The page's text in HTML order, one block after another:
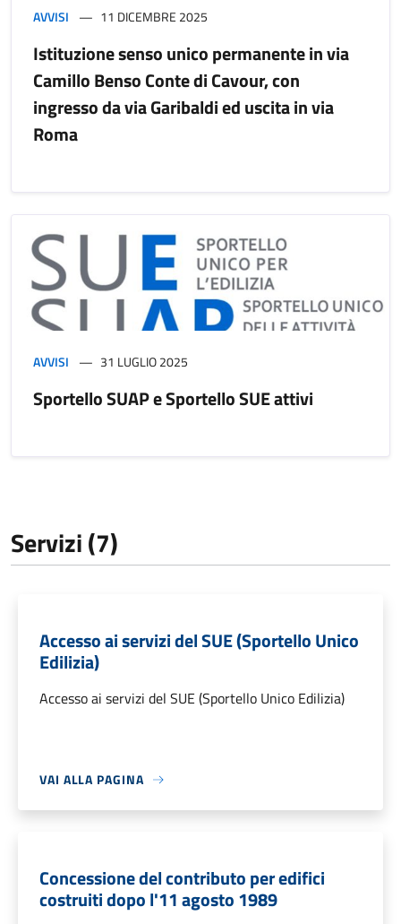
AVVISI 11 DICEMBRE 2025
Istituzione senso unico permanente in via
Camillo Benso Conte di Cavour, con
ingresso da via Garibaldi ed uscita in via
Roma
AVVISI 31 LUGLIO 2025
Sportello SUAP e Sportello SUE attivi
Servizi (7)
Accesso ai servizi del SUE (Sportello Unico
Edilizia)
Accesso ai servizi del SUE (Sportello Unico Edilizia)
VAI ALLA PAGINA
Concessione del contributo per edifici
costruiti dopo l'11 agosto 1989